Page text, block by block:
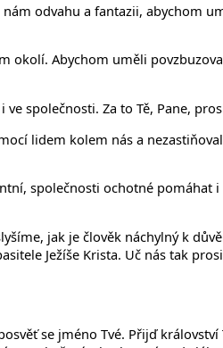
odvahu a fantazii, abychom
okolí. Abychom uměli
společnosti. Za to Tě, Pane,
lidem kolem nás a
společnosti ochotné pomáhat
jak je člověk náchylný k
Ježíše Krista. Uč nás tak
se jméno Tvé. Přijď